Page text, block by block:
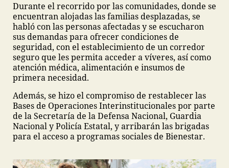
Durante el recorrido por las comunidades, donde se
encuentran alojadas las familias desplazadas, se
habló con las personas afectadas y se escucharon
sus demandas para ofrecer condiciones de
seguridad, con el establecimiento de un corredor
seguro que les permita acceder a víveres, así como
atención médica, alimentación e insumos de
primera necesidad.
Además, se hizo el compromiso de restablecer las
Bases de Operaciones Interinstitucionales por parte
de la Secretaría de la Defensa Nacional, Guardia
Nacional y Policía Estatal, y arribarán las brigadas
para el acceso a programas sociales de Bienestar.